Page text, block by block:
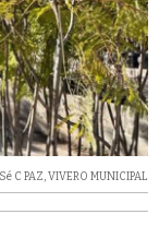
C PAZ, VIVERO MUNICIPAL